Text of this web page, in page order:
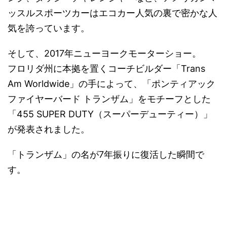
ッスルスポーツカーはエコカー人気の裏で密かな人
気を誇っています。
そして、 2017年ニューヨークモーターショー。
フロリダ州に本拠を置くコーチビルダー「Trans
Am Worldwide」の手によって、「ポンティアック
ファイヤーバード トランザム」をモチーフとした
「455 SUPER DUTY（スーパーデューティー）」
が発表されました。
「トランザム」の名が7年振りに復活した瞬間で
す。